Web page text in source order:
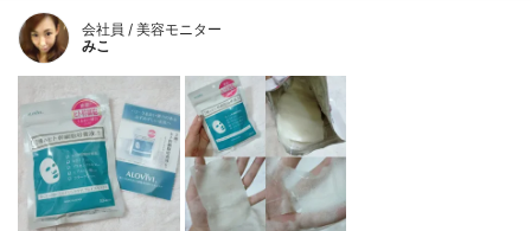
会社員 / 美容モニター
みこ